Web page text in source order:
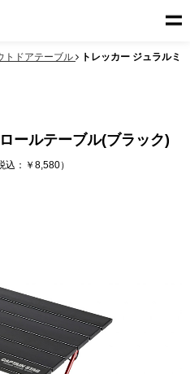
トドアテーブル
トレッカー ジュラルミ
ールテーブル(ブラック)
込：￥8,580）